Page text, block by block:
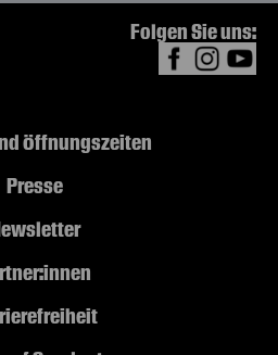
Folgen Sie uns:
Öffnungszeiten
Presse